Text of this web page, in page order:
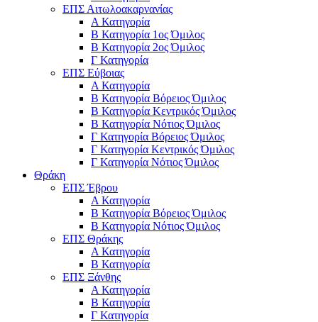
ΕΠΣ Αιτωλοακαρνανίας
Α Κατηγορία
Β Κατηγορία 1ος Όμιλος
Β Κατηγορία 2ος Όμιλος
Γ Κατηγορία
ΕΠΣ Εύβοιας
Α Κατηγορία
Β Κατηγορία Βόρειος Όμιλος
Β Κατηγορία Κεντρικός Όμιλος
Β Κατηγορία Νότιος Όμιλος
Γ Κατηγορία Βόρειος Όμιλος
Γ Κατηγορία Κεντρικός Όμιλος
Γ Κατηγορία Νότιος Όμιλος
Θράκη
ΕΠΣ Έβρου
Α Κατηγορία
Β Κατηγορία Βόρειος Όμιλος
Β Κατηγορία Νότιος Όμιλος
ΕΠΣ Θράκης
Α Κατηγορία
Β Κατηγορία
ΕΠΣ Ξάνθης
Α Κατηγορία
Β Κατηγορία
Γ Κατηγορία